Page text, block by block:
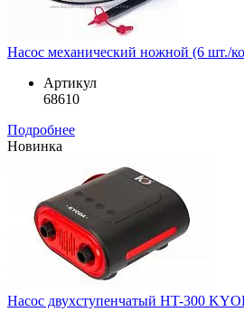
Насос механический ножной (6 шт./
Артикул
68610
Подробнее
Новинка
Насос двухступенчатый HT-300